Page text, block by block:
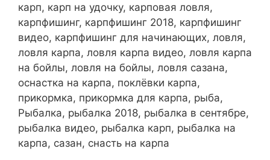
карп, карп на удочку, карповая ловля,
карпфишинг, карпфишинг 2018, карпфишинг
видео, карпфишинг для начинающих, ловля,
ловля карпа, ловля карпа видео, ловля карпа
на бойлы, ловля на бойлы, ловля сазана,
оснастка на карпа, поклёвки карпа,
прикормка, прикормка для карпа, рыба,
Рыбалка, рыбалка 2018, рыбалка в сентябре,
рыбалка видео, рыбалка карп, рыбалка на
карпа, сазан, снасть на карпа